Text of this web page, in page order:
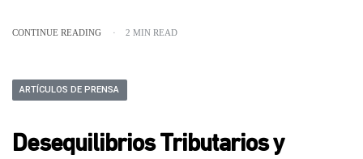
CONTINUE READING 2 MIN READ
ARTÍCULOS DE PRENSA
Desequilibrios Tributarios y